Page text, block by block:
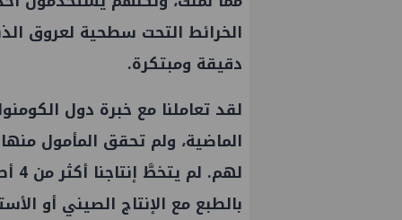
الخرائط التحت سطحية لعروق
دقيقة ومبتكرة.
لقد تعاملنا مع خبرة دول
الماضية، ولم تحقق المأمول
بالطبع مع الإنتاج الصيني أو